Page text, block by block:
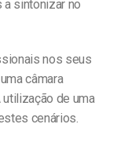
sintonizar no
nos seus
câmara
de uma
cenários.